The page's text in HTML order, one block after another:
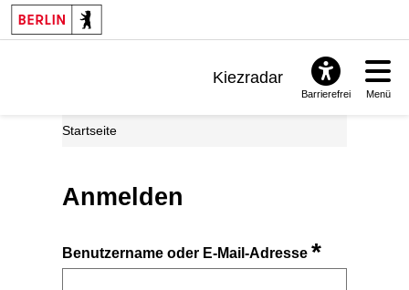
Kiezradar
Barrierefrei Menü
Startseite
Anmelden
Benutzername oder E-Mail-Adresse*